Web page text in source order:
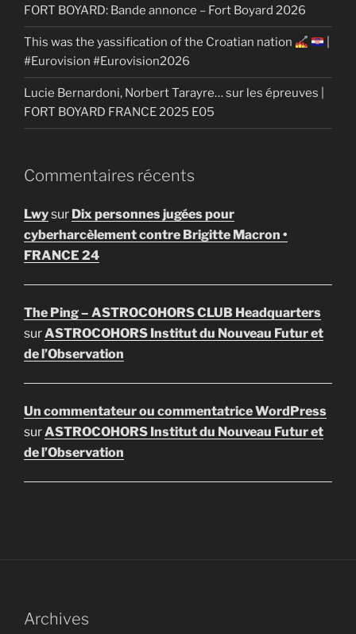
FORT BOYARD: Bande annonce – Fort Boyard 2026
This was the yassification of the Croatian nation
#Eurovision #Eurovision2026
Lucie Bernardoni, Norbert Tarayre… sur les épreuves |
FORT BOYARD FRANCE 2025 E05
Commentaires récents
Lwysur Dix personnes jugées pour
cyberharcèlement contre Brigitte Macron •
FRANCE 24
The Ping – ASTROCOHORS CLUB Headquarters
surASTROCOHORS Institut du Nouveau Futur et
de l’Observation
Un commentateur ou commentatrice WordPress
surASTROCOHORS Institut du Nouveau Futur et
de l’Observation
Archives